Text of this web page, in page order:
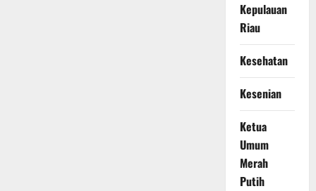
Kepulauan
Riau
Kesehatan
Kesenian
Ketua
Umum
Merah
Putih